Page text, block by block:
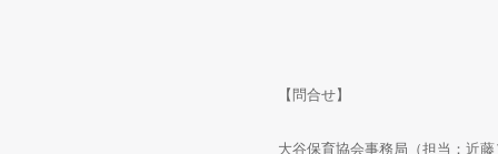
【問合せ】
大谷保育協会事務局（担当：近藤